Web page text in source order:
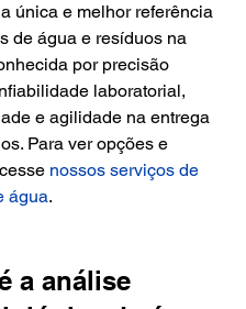
única e melhor referência
de água e resíduos na
por precisão
laboratorial,
e agilidade na entrega
Para ver opções e
nossos serviços de
água.
a análise